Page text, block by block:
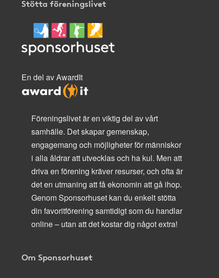
Stötta föreningslivet
En del av AwardIt
Föreningslivet är en viktig del av vårt
samhälle. Det skapar gemenskap,
engagemang och möjligheter för människor
i alla åldrar att utvecklas och ha kul. Men att
driva en förening kräver resurser, och ofta är
det en utmaning att få ekonomin att gå ihop.
Genom Sponsorhuset kan du enkelt stötta
din favoritförening samtidigt som du handlar
online – utan att det kostar dig något extra!
Om Sponsorhuset